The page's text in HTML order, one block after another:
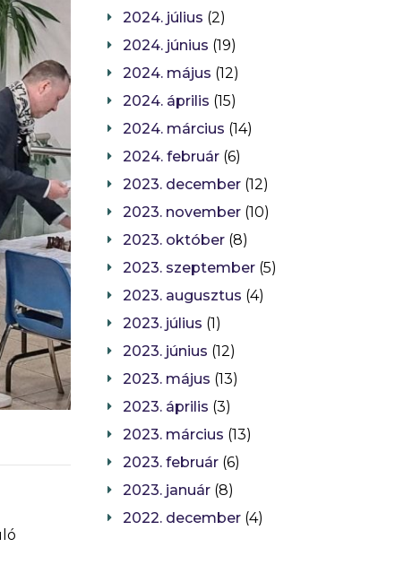
2024. július (2)
2024. június (19)
2024. május (12)
2024. április (15)
2024. március (14)
2024. február (6)
2023. december (12)
2023. november (10)
2023. október (8)
2023. szeptember (5)
2023. augusztus (4)
2023. július (1)
2023. június (12)
2023. május (13)
2023. április (3)
2023. március (13)
2023. február (6)
2023. január (8)
2022. december (4)